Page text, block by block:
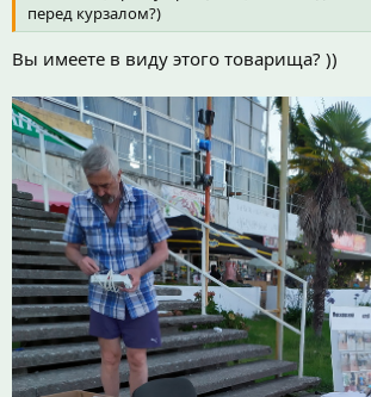
перед курзалом?)
Вы имеете в виду этого товарища? ))